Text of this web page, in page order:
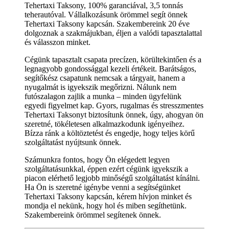
Tehertaxi Taksony, 100% garanciával, 3,5 tonnás
teherautóval. Vállalkozásunk örömmel segít önnek
Tehertaxi Taksony kapcsán. Szakembereink 20 éve
dolgoznak a szakmájukban, éljen a valódi tapasztalattal
és válasszon minket.
Cégünk tapasztalt csapata precízen, körültekintően és a
legnagyobb gondossággal kezeli értékeit. Barátságos,
segítőkész csapatunk nemcsak a tárgyait, hanem a
nyugalmát is igyekszik megőrizni. Nálunk nem
futószalagon zajlik a munka – minden ügyfelünk
egyedi figyelmet kap. Gyors, rugalmas és stresszmentes
Tehertaxi Taksonyt biztosítunk önnek, úgy, ahogyan ön
szeretné, tökéletesen alkalmazkodunk igényeihez.
Bízza ránk a költöztetést és engedje, hogy teljes körű
szolgáltatást nyújtsunk önnek.
Számunkra fontos, hogy Ön elégedett legyen
szolgáltatásunkkal, éppen ezért cégünk igyekszik a
piacon elérhető legjobb minőségű szolgáltatást kínálni.
Ha Ön is szeretné igénybe venni a segítségünket
Tehertaxi Taksony kapcsán, kérem hívjon minket és
mondja el nekünk, hogy hol és miben segíthetünk.
Szakembereink örömmel segítenek önnek.